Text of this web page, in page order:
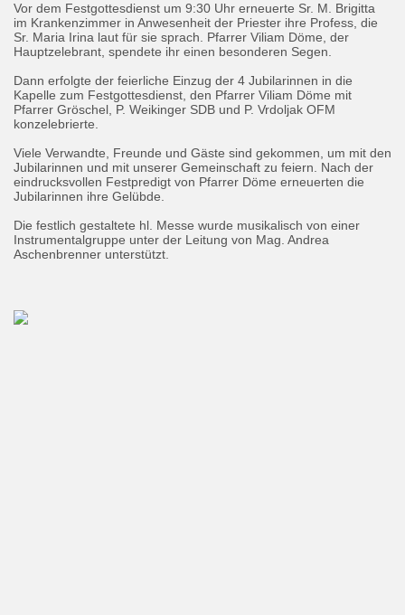
Vor dem Festgottesdienst um 9:30 Uhr erneuerte Sr. M. Brigitta
im Krankenzimmer in Anwesenheit der Priester ihre Profess, die
Sr. Maria Irina laut für sie sprach. Pfarrer Viliam Döme, der
Hauptzelebrant, spendete ihr einen besonderen Segen.
Dann erfolgte der feierliche Einzug der 4 Jubilarinnen in die
Kapelle zum Festgottesdienst, den Pfarrer Viliam Döme mit
Pfarrer Gröschel, P. Weikinger SDB und P. Vrdoljak OFM
konzelebrierte.
Viele Verwandte, Freunde und Gäste sind gekommen, um mit den
Jubilarinnen und mit unserer Gemeinschaft zu feiern. Nach der
eindrucksvollen Festpredigt von Pfarrer Döme erneuerten die
Jubilarinnen ihre Gelübde.
Die festlich gestaltete hl. Messe wurde musikalisch von einer
Instrumentalgruppe unter der Leitung von Mag. Andrea
Aschenbrenner unterstützt.